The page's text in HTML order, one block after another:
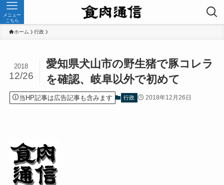
メニュー
こちら
ホーム 行政
愛知県犬山市の野生猪で豚コレラ
を確認、岐阜以外で初めて
2018
12/26
当HP記事は広告記事も含みます 行政 2018年12月26日